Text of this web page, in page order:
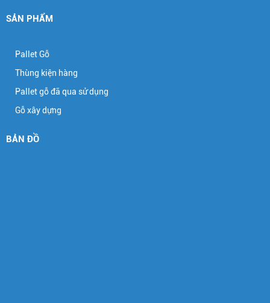
SẢN PHẨM
Pallet Gỗ
Thùng kiện hàng
Pallet gỗ đã qua sử dụng
Gỗ xây dựng
BẢN ĐỒ